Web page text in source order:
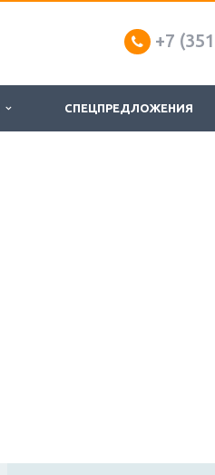
+7
СПЕЦПРЕДЛОЖЕНИЯ